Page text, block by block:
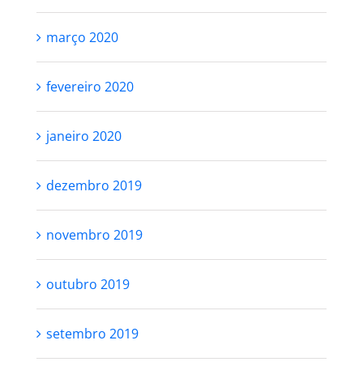
março 2020
fevereiro 2020
janeiro 2020
dezembro 2019
novembro 2019
outubro 2019
setembro 2019